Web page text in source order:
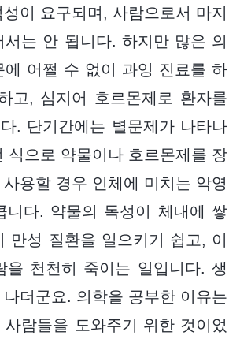
이 요구되며, 사람으로서 마지
서는 안 됩니다. 하지만 많은 의
에 어쩔 수 없이 과잉 진료를 하
고, 심지어 호르몬제로 환자를
. 단기간에는 별문제가 나타나
식으로 약물이나 호르몬제를 장
용할 경우 인체에 미치는 악영
니다. 약물의 독성이 체내에 쌓
만성 질환을 일으키기 쉽고, 이
을 천천히 죽이는 일입니다. 생
더군요. 의학을 공부한 이유는
람들을 도와주기 위한 것이었